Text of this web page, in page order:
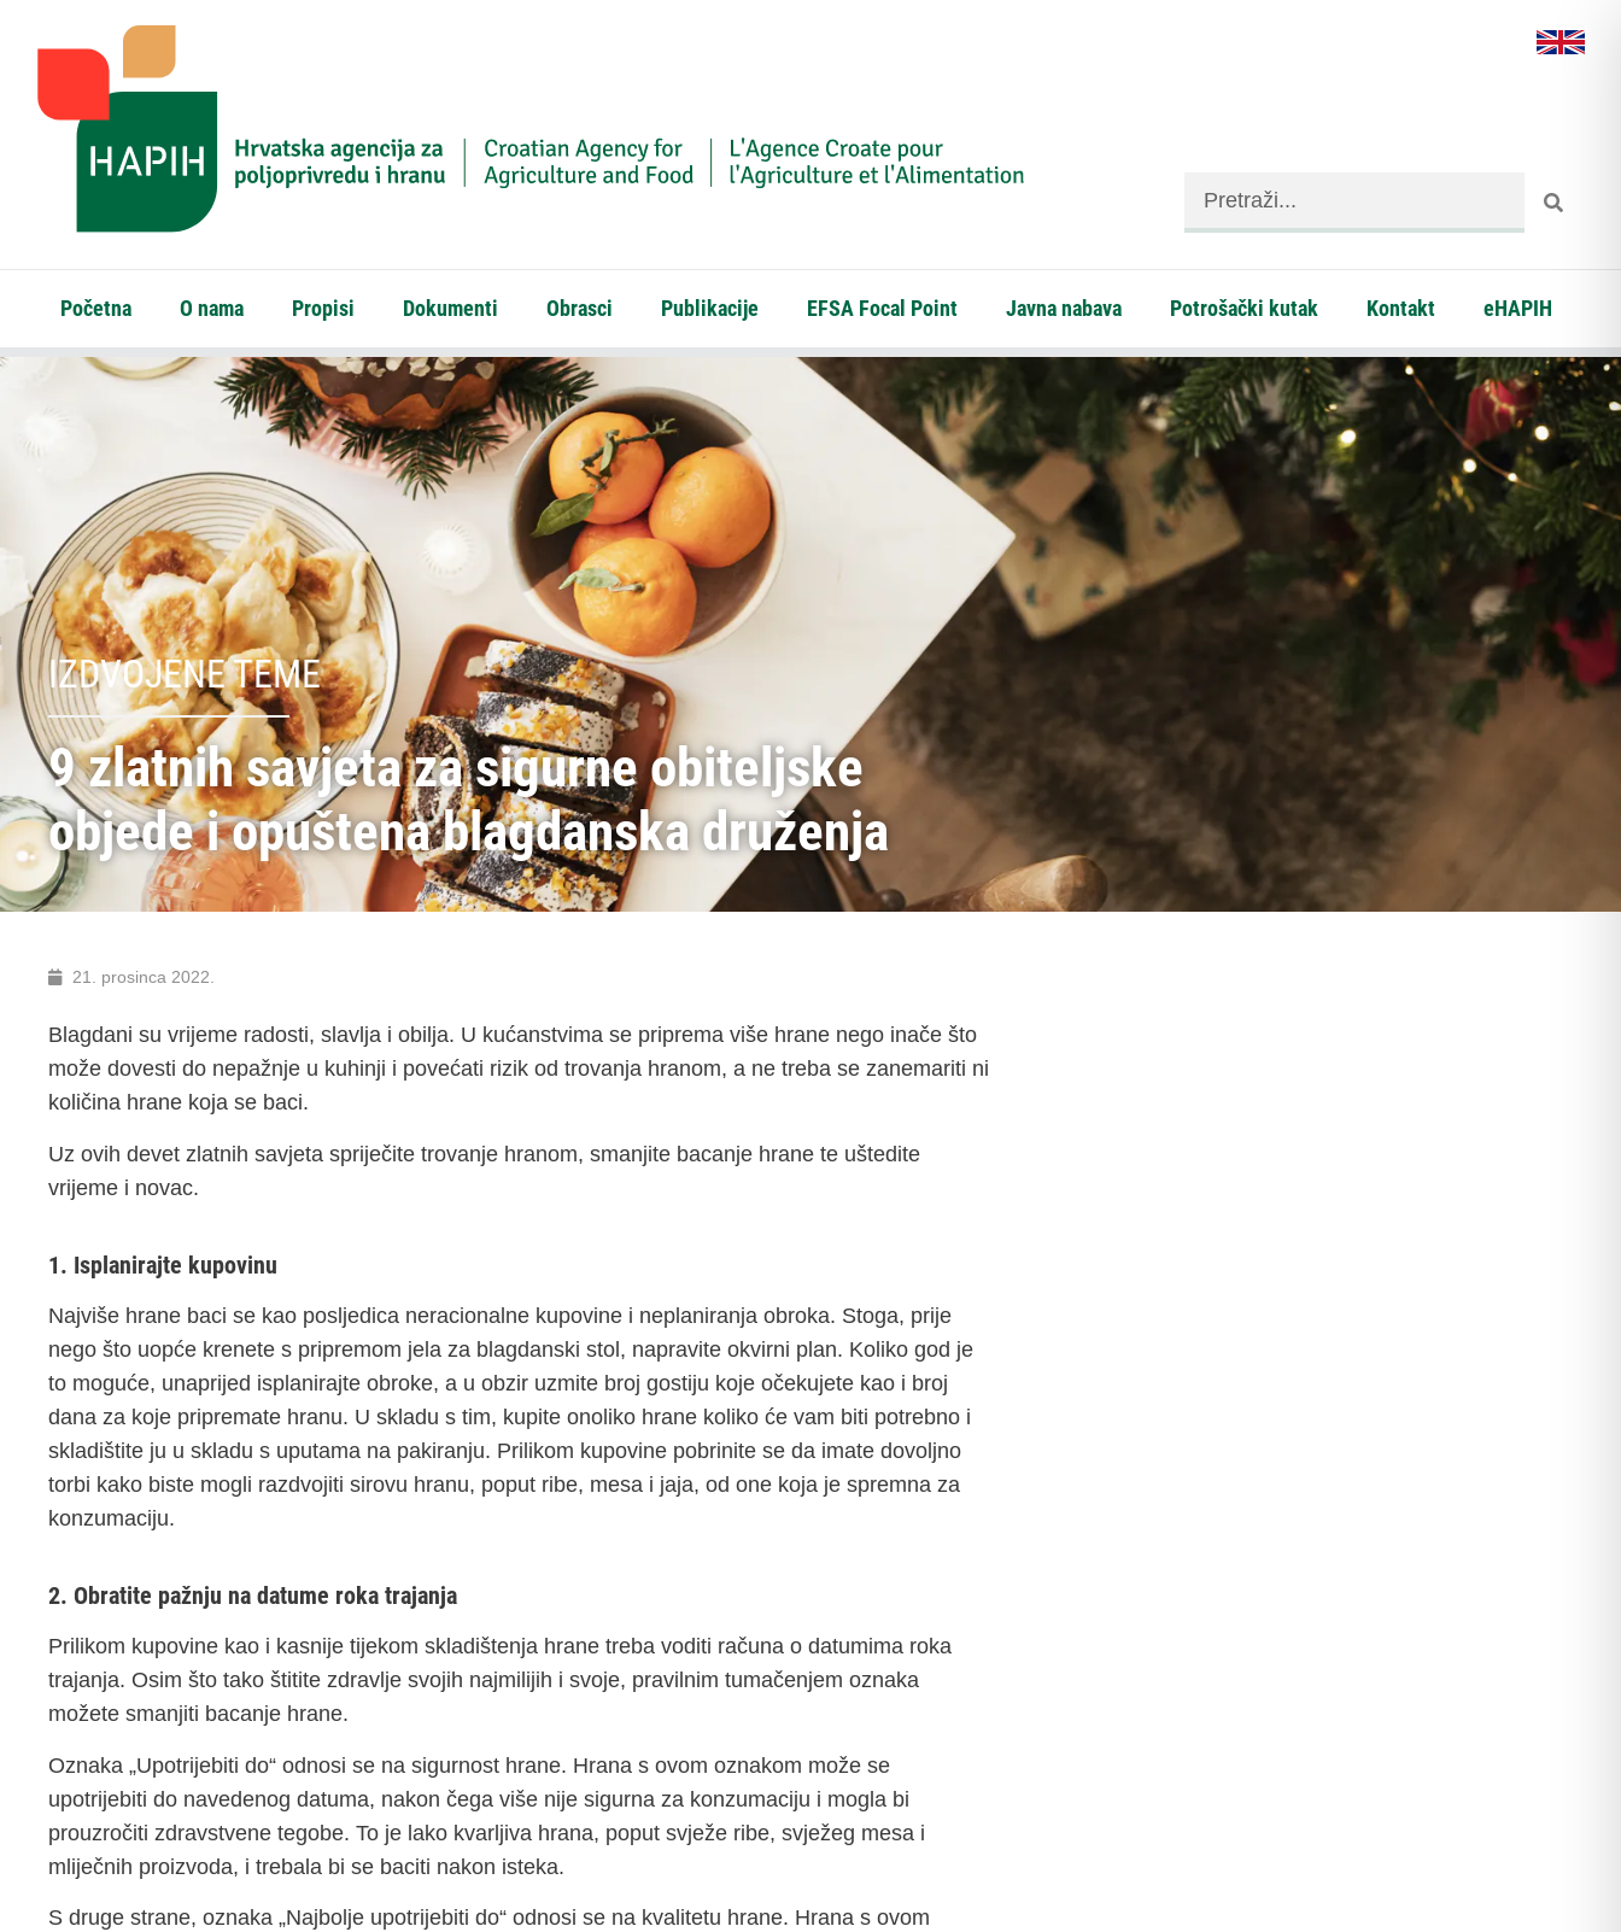
Početna O nama Propisi Dokumenti Obrasci Publikacije EFSA Focal Point Javna nabava Potrošački kutak Kontakt eHAPIH
IZDVOJENE TEME
9 zlatnih savjeta za sigurne obiteljske
objede i opuštena blagdanska druženja
21. prosinca 2022.
Blagdani su vrijeme radosti, slavlja i obilja. U kućanstvima se priprema više hrane nego inače što
može dovesti do nepažnje u kuhinji i povećati rizik od trovanja hranom, a ne treba se zanemariti ni
količina hrane koja se baci.
Uz ovih devet zlatnih savjeta spriječite trovanje hranom, smanjite bacanje hrane te uštedite
vrijeme i novac.
1. Isplanirajte kupovinu
Najviše hrane baci se kao posljedica neracionalne kupovine i neplaniranja obroka. Stoga, prije
nego što uopće krenete s pripremom jela za blagdanski stol, napravite okvirni plan. Koliko god je
to moguće, unaprijed isplanirajte obroke, a u obzir uzmite broj gostiju koje očekujete kao i broj
dana za koje pripremate hranu. U skladu s tim, kupite onoliko hrane koliko će vam biti potrebno i
skladištite ju u skladu s uputama na pakiranju. Prilikom kupovine pobrinite se da imate dovoljno
torbi kako biste mogli razdvojiti sirovu hranu, poput ribe, mesa i jaja, od one koja je spremna za
konzumaciju.
2. Obratite pažnju na datume roka trajanja
Prilikom kupovine kao i kasnije tijekom skladištenja hrane treba voditi računa o datumima roka
trajanja. Osim što tako štitite zdravlje svojih najmilijih i svoje, pravilnim tumačenjem oznaka
možete smanjiti bacanje hrane.
Oznaka „Upotrijebiti do“ odnosi se na sigurnost hrane. Hrana s ovom oznakom može se
upotrijebiti do navedenog datuma, nakon čega više nije sigurna za konzumaciju i mogla bi
prouzročiti zdravstvene tegobe. To je lako kvarljiva hrana, poput svježe ribe, svježeg mesa i
mliječnih proizvoda, i trebala bi se baciti nakon isteka.
S druge strane, oznaka „Najbolje upotrijebiti do“ odnosi se na kvalitetu hrane. Hrana s ovom